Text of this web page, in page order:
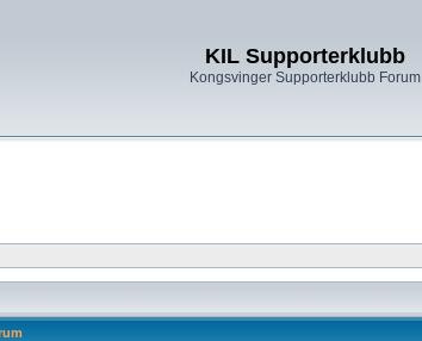
KIL Supporterklubb
Kongsvinger Supporterklubb Forum